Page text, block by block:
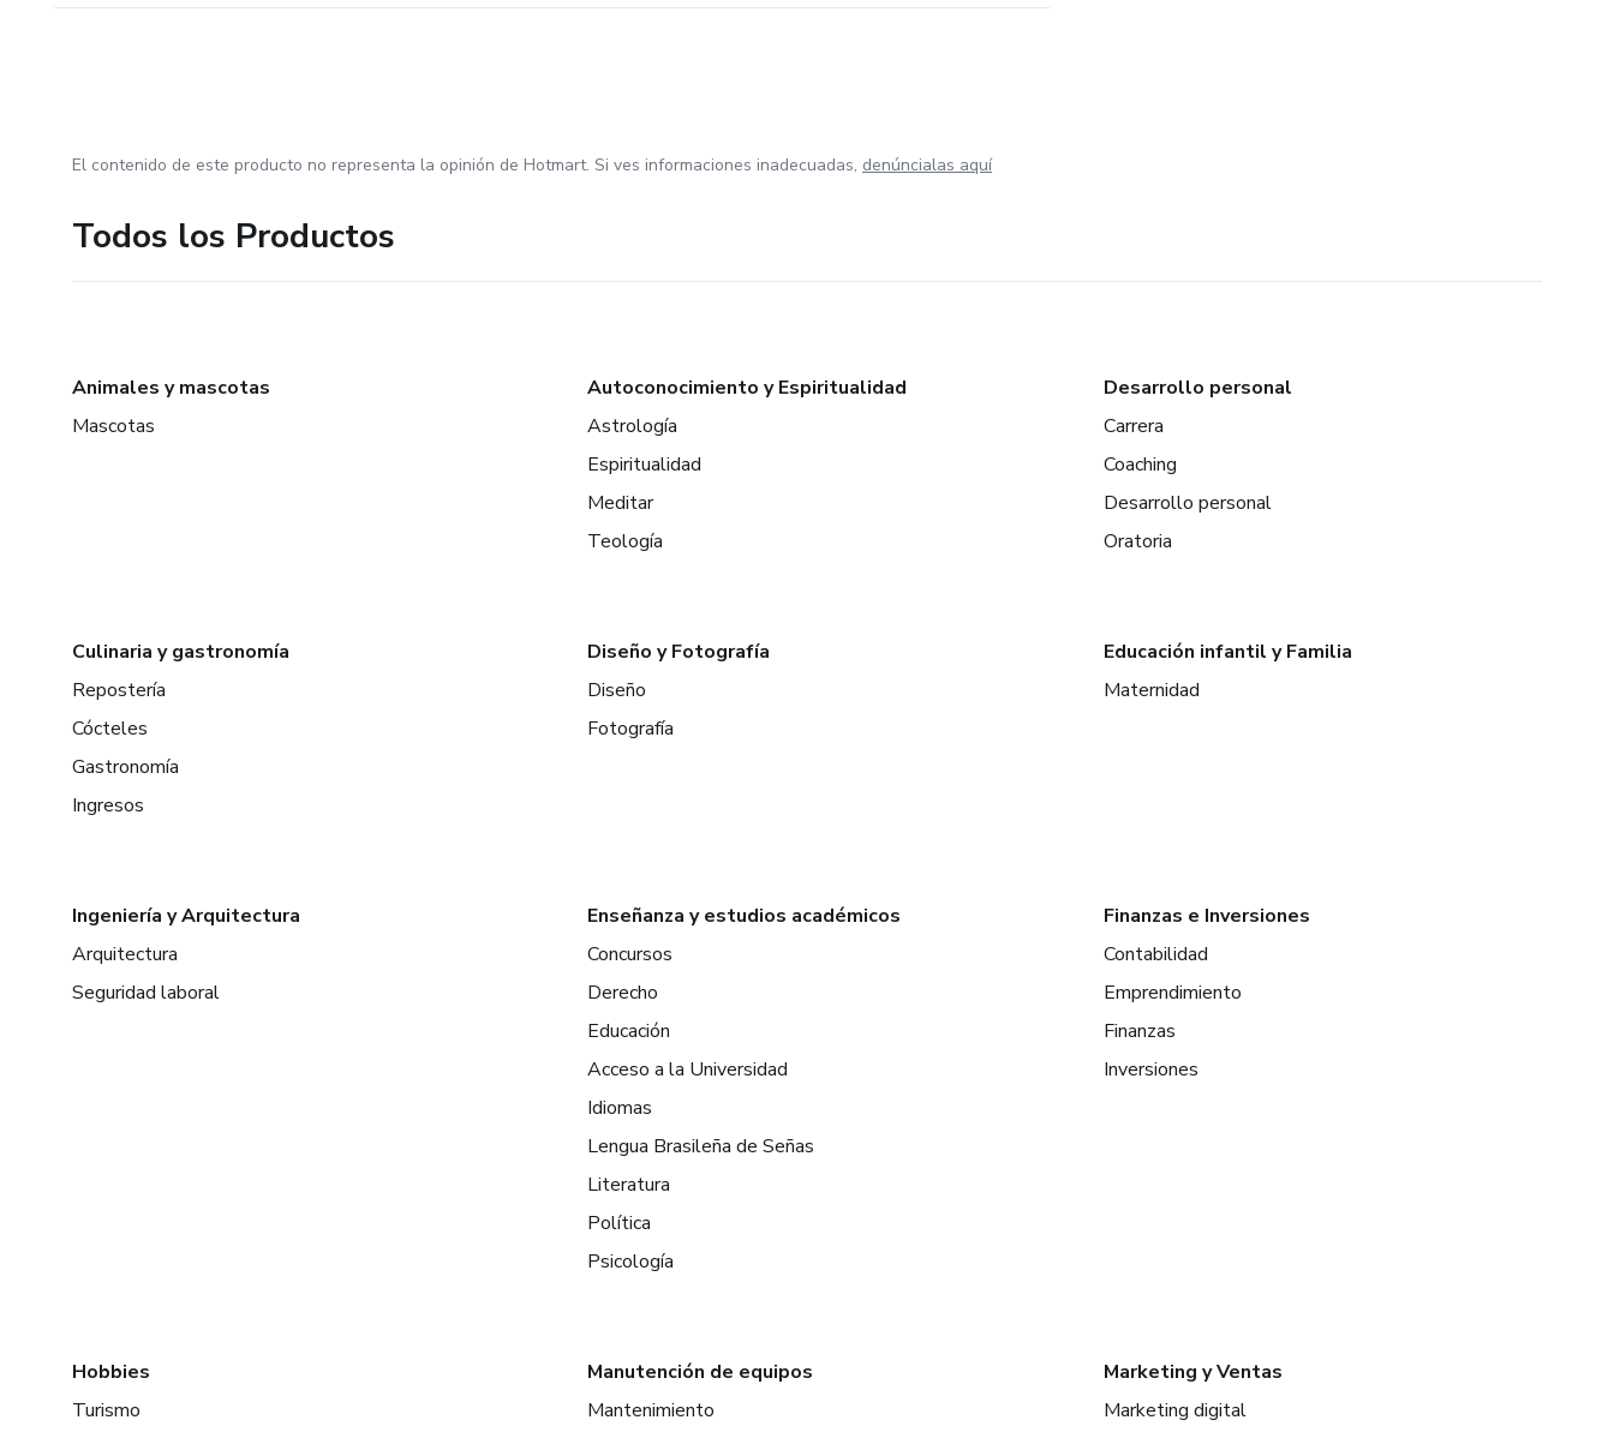
El contenido de este producto no representa la opinión de Hotmart. Si ves informaciones inadecuadas, denúncialas aquí
Todos los Productos
Animales y mascotas
Mascotas
Autoconocimiento y Espiritualidad
Astrología
Espiritualidad
Meditar
Teología
Desarrollo personal
Carrera
Coaching
Desarrollo personal
Oratoria
Culinaria y gastronomía
Repostería
Cócteles
Gastronomía
Ingresos
Diseño y Fotografía
Diseño
Fotografía
Educación infantil y Familia
Maternidad
Ingeniería y Arquitectura
Arquitectura
Seguridad laboral
Enseñanza y estudios académicos
Concursos
Derecho
Educación
Acceso a la Universidad
Idiomas
Lengua Brasileña de Señas
Literatura
Política
Psicología
Finanzas e Inversiones
Contabilidad
Emprendimiento
Finanzas
Inversiones
Hobbies
Turismo
Manutención de equipos
Mantenimiento
Marketing y Ventas
Marketing digital